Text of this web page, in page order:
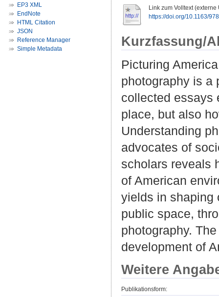
EP3 XML
EndNote
HTML Citation
JSON
Reference Manager
Simple Metadata
Link zum Volltext (externe
https://doi.org/10.1163/
Kurzfassung/
Picturing
photography is a
collected essays
place, but also
Understanding
advocates of
scholars reveals
of American
yields in shaping
public space,
photography.
development of
Weitere
Publikationsform: